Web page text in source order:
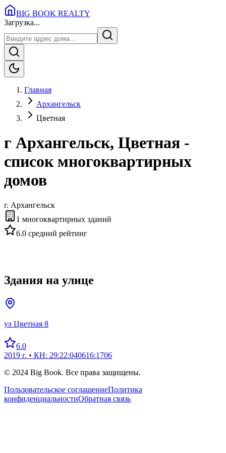
BIG BOOK REALTY
Загрузка...
Главная
Архангельск
Цветная
г Архангельск, Цветная -
список многоквартирных
домов
г. Архангельск
1 многоквартирных зданий
6.0 средний рейтинг
Здания на улице
ул Цветная 8
6.0
2019 г. • КН: 29:22:040616:1706
© 2024 Big Book. Все права защищены.
Пользовательское соглашениеПолитика
конфиденциальностиОбратная связь